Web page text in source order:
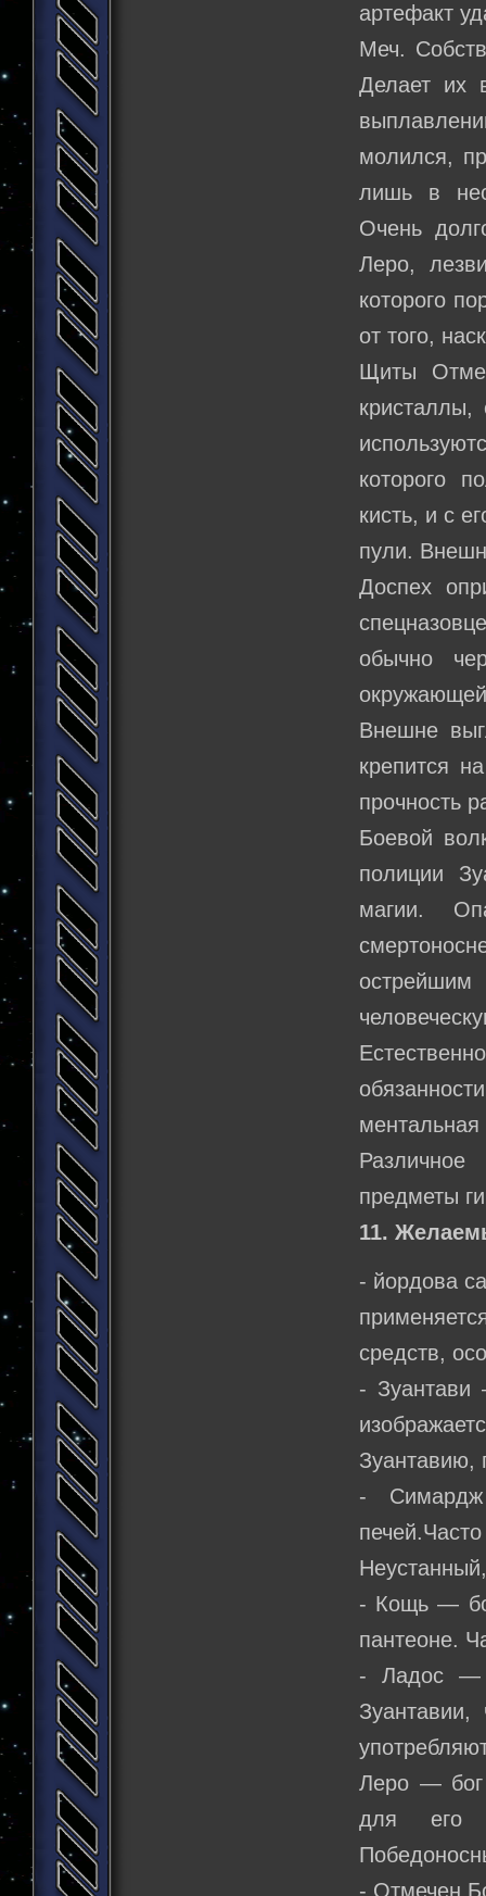
артефакт
Меч.
Делает их
молился,
лишь в
Очень
Леро,
которого
от того,
Щиты
которого
кисть, и с
пули.
Доспех
обычно
Внешне
крепится
прочность
Боевой
полиции
магии.
предметы
11.
- йордова
средств,
- Зуантави
Зуантавию,
- Симардж
- Кощь —
пантеоне.
- Ладос —
Леро — бог
для его
- Отмечен